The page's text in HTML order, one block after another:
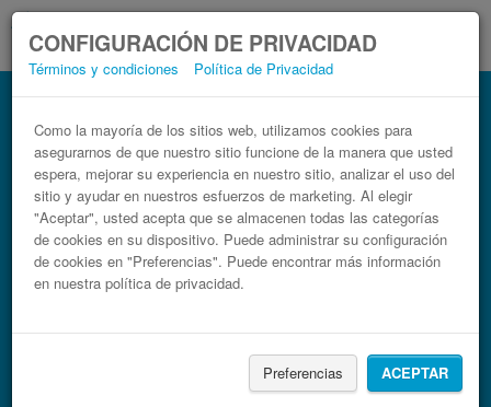
CONFIGURACIÓN DE PRIVACIDAD
Términos y condiciones Política de Privacidad
Como la mayoría de los sitios web, utilizamos cookies para
asegurarnos de que nuestro sitio funcione de la manera que usted
espera, mejorar su experiencia en nuestro sitio, analizar el uso del
sitio y ayudar en nuestros esfuerzos de marketing. Al elegir
"Aceptar", usted acepta que se almacenen todas las categorías
de cookies en su dispositivo. Puede administrar su configuración
de cookies en "Preferencias". Puede encontrar más información
en nuestra política de privacidad.
Preferencias ACEPTAR
Autobús San Sebastián Toulouse
Billetes de autobuses en solo 3 pasos
Busca también alojamiento con Booking.com